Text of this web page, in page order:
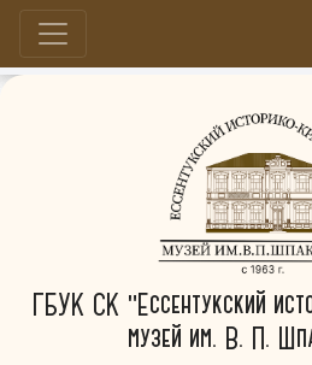
Больше, чем музей...
ГБУК СК "Ессентукский
музей им. В. П.